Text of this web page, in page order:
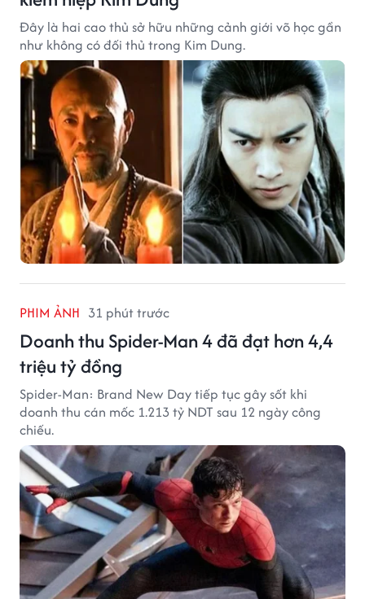
Đây là hai cao thủ sở hữu những cảnh giới võ học gần
như không có đối thủ trong Kim Dung.
PHIM ẢNH 31 phút trước
Doanh thu Spider-Man 4 đã đạt hơn 4,4
triệu tỷ đồng
Spider-Man: Brand New Day tiếp tục gây sốt khi
doanh thu cán mốc 1.213 tỷ NDT sau 12 ngày công
chiếu.